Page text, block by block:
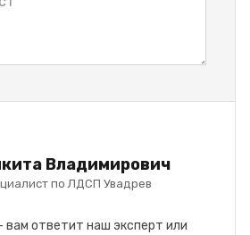
Владимирович
по ЛДСП Увадрев
вам ответит наш эксперт или